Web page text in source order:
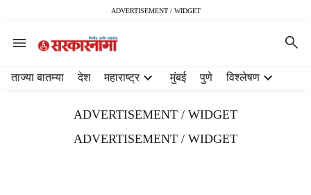
ADVERTISEMENT / WIDGET
ताज्या बातम्या देश महाराष्ट्र मुंबई पुणे विश्लेषण
ADVERTISEMENT / WIDGET
ADVERTISEMENT / WIDGET